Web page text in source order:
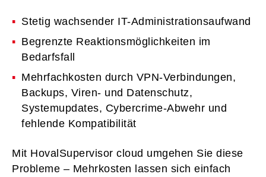
Stetig wachsender IT-Administrationsaufwand
Begrenzte Reaktionsmöglichkeiten im
Bedarfsfall
Mehrfachkosten durch VPN-Verbindungen,
Backups, Viren- und Datenschutz,
Systemupdates, Cybercrime-Abwehr und
fehlende Kompatibilität
Mit HovalSupervisor cloud umgehen Sie diese
Probleme – Mehrkosten lassen sich einfach